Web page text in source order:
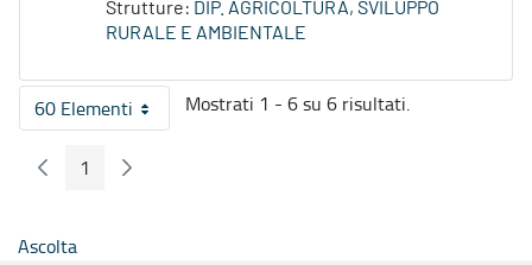
Strutture: DIP. AGRICOLTURA, SVILUPPO
RURALE E AMBIENTALE
60 ElementiPer pagina
Mostrati 1 - 6 su 6 risultati.
Pagina Precedente
Pagina
1 Pagina Seguente
Ascolta